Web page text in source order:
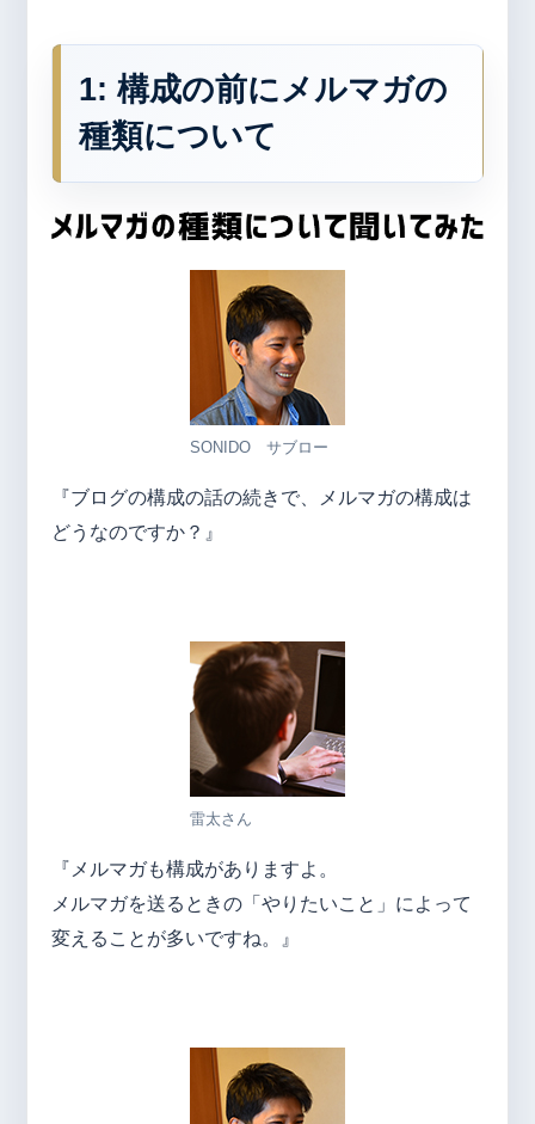
1: 構成の前にメルマガの
種類について
SONIDO サブロー
『ブログの構成の話の続きで、メルマガの構成は
どうなのですか？』
雷太さん
『メルマガも構成がありますよ。
メルマガを送るときの「やりたいこと」によって
変えることが多いですね。』